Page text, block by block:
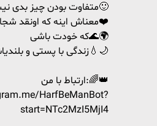
متفاوت بودن چیز بدی نیست🙂
معناش اینه که اونقد شجاع هستی❤️
که خودت باشی🌊🌍
زندگی با پستی و بلندیاش قشنگه پوتیتو جانم💧🌙
ارتباط با من:🌈👑
HarfBeManBot?
start=NTc2MzI5MjI4